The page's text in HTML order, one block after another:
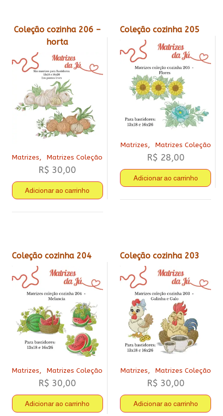
Coleção cozinha 206 –
horta
Matrizes, Matrizes Coleção
R$ 30,00
Adicionar ao carrinho
Coleção cozinha 205
Matrizes, Matrizes Coleção
R$ 28,00
Adicionar ao carrinho
Coleção cozinha 204
Matrizes, Matrizes Coleção
R$ 30,00
Adicionar ao carrinho
Coleção cozinha 203
Matrizes, Matrizes Coleção
R$ 30,00
Adicionar ao carrinho